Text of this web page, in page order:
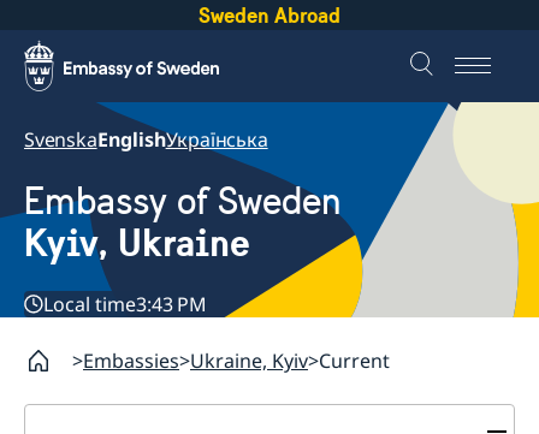
Sweden Abroad
SvenskaEnglishУкраїнська
Embassy of Sweden
Kyiv, Ukraine
Local time3:43 PM
Embassies Ukraine, Kyiv Current